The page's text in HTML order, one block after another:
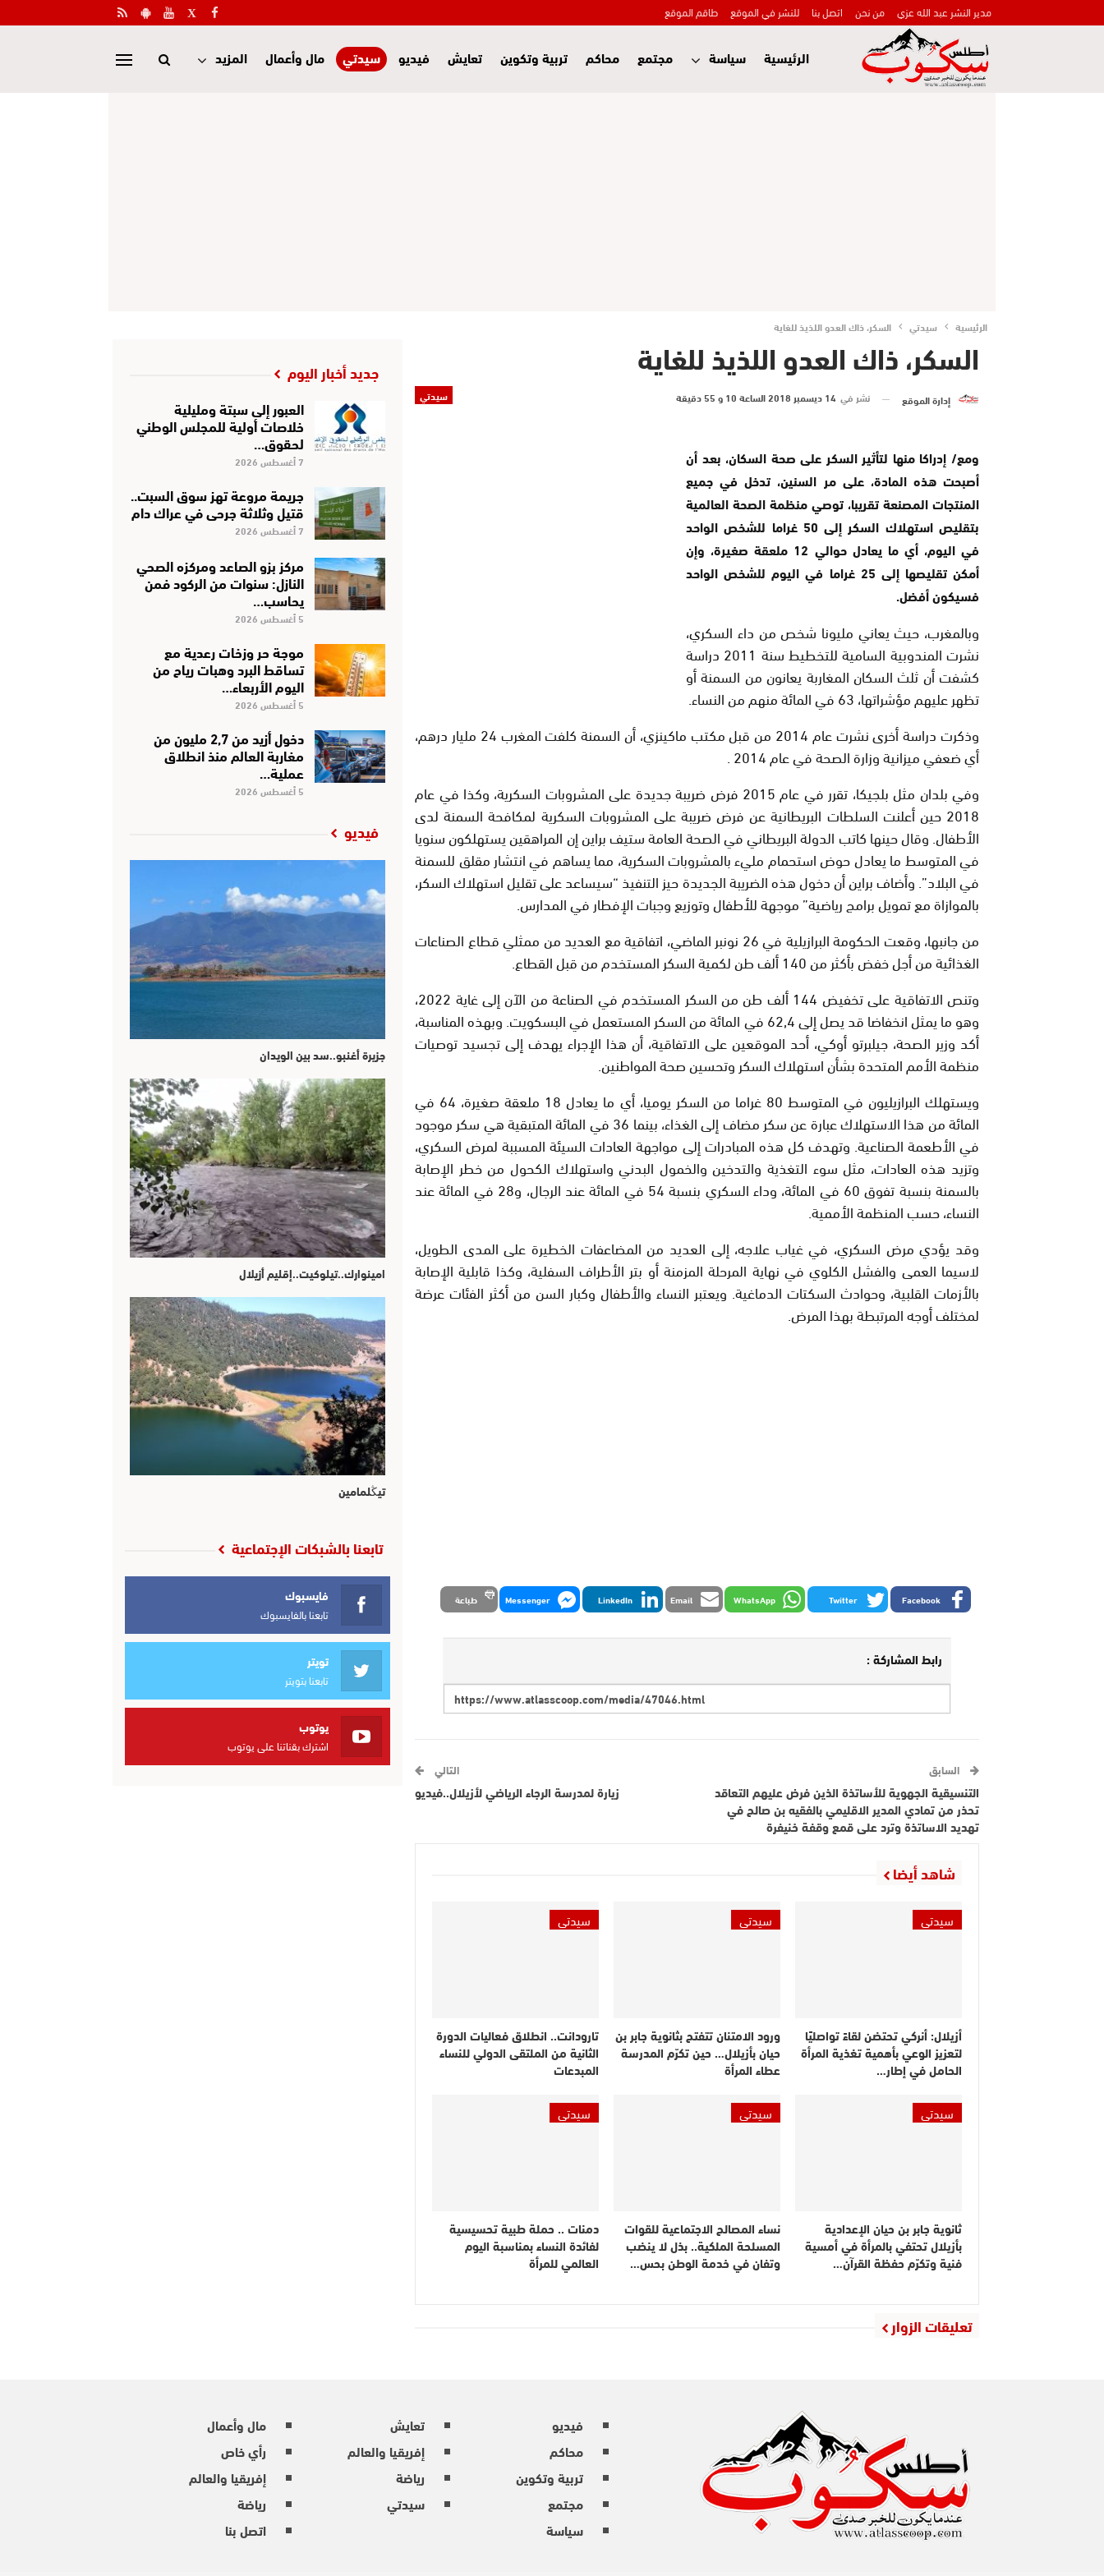
مدير النشر عبد الله عزي من نحن اتصل بنا للنشر في الموقع طاقم الموقع
الرئيسية سياسة مجتمع محاكم تربية وتكوين تعايش فيديو سيدتي مال وأعمال المزيد
الرئيسية سيدتي السكر، ذاك العدو اللذيذ للغاية
السكر، ذاك العدو اللذيذ للغاية
سيدتي إدارة الموقع نشر في 14 ديسمبر 2018 الساعة 10 و 55 دقيقة
ومع/ إدراكا منها لتأثير السكر على صحة السكان، بعد أن
أصبحت هذه المادة، على مر السنين، تدخل في جميع
المنتجات المصنعة تقريبا، توصي منظمة الصحة العالمية
بتقليص استهلاك السكر إلى 50 غراما للشخص الواحد
في اليوم، أي ما يعادل حوالي 12 ملعقة صغيرة، وإن
أمكن تقليصها إلى 25 غراما في اليوم للشخص الواحد
فسيكون أفضل.
وبالمغرب، حيث يعاني مليونا شخص من داء السكري،
نشرت المندوبية السامية للتخطيط سنة 2011 دراسة
كشفت أن ثلث السكان المغاربة يعانون من السمنة أو
تظهر عليهم مؤشراتها، 63 في المائة منهم من النساء.
وذكرت دراسة أخرى نشرت عام 2014 من قبل مكتب ماكينزي، أن السمنة كلفت المغرب 24 مليار درهم،
أي ضعفي ميزانية وزارة الصحة في عام 2014 .
وفي بلدان مثل بلجيكا، تقرر في عام 2015 فرض ضريبة جديدة على المشروبات السكرية، وكذا في عام
2018 حين أعلنت السلطات البريطانية عن فرض ضريبة على المشروبات السكرية لمكافحة السمنة لدى
الأطفال. وقال حينها كاتب الدولة البريطاني في الصحة العامة ستيف براين إن المراهقين يستهلكون سنويا
في المتوسط ما يعادل حوض استحمام مليء بالمشروبات السكرية، مما يساهم في انتشار مقلق للسمنة
في البلاد”. وأضاف براين أن دخول هذه الضريبة الجديدة حيز التنفيذ “سيساعد على تقليل استهلاك السكر،
بالموازاة مع تمويل برامج رياضية” موجهة للأطفال وتوزيع وجبات الإفطار في المدارس.
من جانبها، وقعت الحكومة البرازيلية في 26 نونبر الماضي، اتفاقية مع العديد من ممثلي قطاع الصناعات
الغذائية من أجل خفض بأكثر من 140 ألف طن لكمية السكر المستخدم من قبل القطاع.
وتنص الاتفاقية على تخفيض 144 ألف طن من السكر المستخدم في الصناعة من الآن إلى غاية 2022،
وهو ما يمثل انخفاضا قد يصل إلى 62,4 في المائة من السكر المستعمل في البسكويت. وبهذه المناسبة،
أكد وزير الصحة، جيلبرتو أوكي، أحد الموقعين على الاتفاقية، أن هذا الإجراء يهدف إلى تجسيد توصيات
منظمة الأمم المتحدة بشأن استهلاك السكر وتحسين صحة المواطنين.
ويستهلك البرازيليون في المتوسط 80 غراما من السكر يوميا، أي ما يعادل 18 ملعقة صغيرة، 64 في
المائة من هذا الاستهلاك عبارة عن سكر مضاف إلى الغذاء، بينما 36 في المائة المتبقية هي سكر موجود
في الأطعمة الصناعية. وتهدف كل هذه المبادرات إلى مواجهة العادات السيئة المسببة لمرض السكري،
وتزيد هذه العادات، مثل سوء التغذية والتدخين والخمول البدني واستهلاك الكحول من خطر الإصابة
بالسمنة بنسبة تفوق 60 في المائة، وداء السكري بنسبة 54 في المائة عند الرجال، و28 في المائة عند
النساء، حسب المنظمة الأممية.
وقد يؤدي مرض السكري، في غياب علاجه، إلى العديد من المضاعفات الخطيرة على المدى الطويل،
لاسيما العمى والفشل الكلوي في نهاية المرحلة المزمنة أو بتر الأطراف السفلية، وكذا قابلية الإصابة
بالأزمات القلبية، وحوادث السكتات الدماغية. ويعتبر النساء والأطفال وكبار السن من أكثر الفئات عرضة
لمختلف أوجه المرتبطة بهذا المرض.
Facebook
Twitter
WhatsApp
Email
LinkedIn
Messenger طباعة
رابط المشاركة :
السابق
التنسيقية الجهوية للأساتذة الذين فرض عليهم التعاقد
تحذر من تمادي المدير الاقليمي بالفقيه بن صالح في
تهديد الاساتذة وترد على قمع وقفة خنيفرة
التالي
زيارة لمدرسة الرجاء الرياضي لأزيلال..فيديو
شاهد أيضا
سيدتي
أزيلال: أنركي تحتضن لقاءً تواصليًا
لتعزيز الوعي بأهمية تغذية المرأة
الحامل في إطار…
سيدتي
ورود الامتنان تتفتح بثانوية جابر بن
حيان بأزيلال… حين تكرّم المدرسة
عطاء المرأة
سيدتي
تارودانت.. انطلاق فعاليات الدورة
الثانية من الملتقى الدولي للنساء
المبدعات
سيدتي
ثانوية جابر بن حيان الإعدادية
بأزيلال تحتفي بالمرأة في أمسية
فنية وتكرّم حفظة القرآن…
سيدتي
نساء المصالح الاجتماعية للقوات
المسلحة الملكية.. بذل لا ينضب
وتفان في خدمة الوطن بحس…
سيدتي
دمنات .. حملة طبية تحسيسية
لفائدة النساء بمناسبة اليوم
العالمي للمرأة
تعليقات الزوار
جديد أخبار اليوم
العبور إلى سبتة ومليلية
خلاصات أولية للمجلس الوطني
لحقوق…
7 أغسطس 2026
جريمة مروعة تهز سوق السبت..
قتيل وثلاثة جرحى في عراك دام
7 أغسطس 2026
مركز بزو الصاعد ومركزه الصحي
النازل: سنوات من الركود فمن
يحاسب…
5 أغسطس 2026
موجة حر وزخات رعدية مع
تساقط البرد وهبات رياح من
اليوم الأربعاء…
5 أغسطس 2026
دخول أزيد من 2,7 مليون من
مغاربة العالم منذ انطلاق
عملية…
5 أغسطس 2026
فيديو
جزيرة أغنبو..سد بين الويدان
امينوارك..تيلوكيت..إقليم أزيلال
تيڭلمامين
تابعنا بالشبكات الإجتماعية
فايسبوك
تابعنا بالفايسبوك
تويتر
تابعنا بتويتر
يوتوب
اشترك بقناتنا على يوتوب
فيديو
محاكم
تربية وتكوين
مجتمع
سياسة
تعايش
إفريقيا والعالم
رياضة
سيدتي
مال وأعمال
رأي خاص
إفريقيا والعالم
رياضة
اتصل بنا